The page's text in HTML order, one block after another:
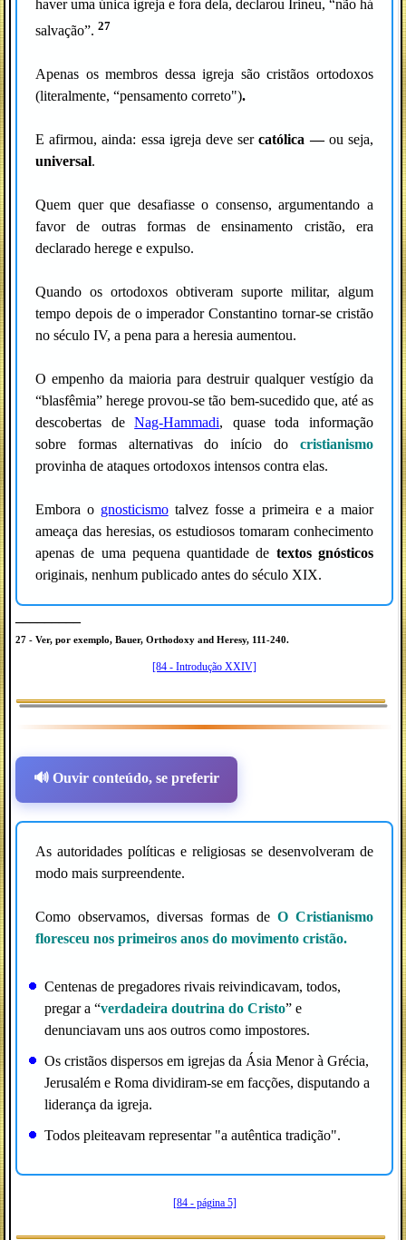
haver uma única igreja e fora dela, declarou Irineu, “não há
salvação”. 27
Apenas os membros dessa igreja são cristãos ortodoxos
(literalmente, “pensamento correto").
E afirmou, ainda: essa igreja deve sercatólica — ou seja,
universal.
Quem quer que desafiasse o consenso, argumentando a
favor de outras formas de ensinamento cristão, era
declarado herege e expulso.
Quando os ortodoxos obtiveram suporte militar, algum
tempo depois de o imperador Constantino tornar-se cristão
no século IV, a pena para a heresia aumentou.
O empenho da maioria para destruir qualquer vestígio da
“blasfêmia” herege provou-se tão bem-sucedido que, até as
descobertas deNag-Hammadi, quase toda informação
sobre formas alternativas do início do cristianismo
provinha de ataques ortodoxos intensos contra elas.
Embora o gnosticismotalvez fosse a primeira e a maior
ameaça das heresias, os estudiosos tomaram conhecimento
apenas de uma pequena quantidade de textos gnósticos
originais, nenhum publicado antes do século XIX.
27 - Ver, por exemplo, Bauer, Orthodoxy and Heresy, 111-240.
[84 - Introdução XXIV]
🔊 Ouvir conteúdo, se preferir
As autoridades políticas e religiosas se desenvolveram de
modo mais surpreendente.
Como observamos, diversas formas de O Cristianismo
floresceu nos primeiros anos do movimento cristão.
Centenas de pregadores rivais reivindicavam, todos,
pregar a “verdadeira doutrina do Cristo” e
denunciavam uns aos outros como impostores.
Os cristãos dispersos em igrejas da Ásia Menor à Grécia,
Jerusalém e Roma dividiram-se em facções, disputando a
liderança da igreja.
Todos pleiteavam representar "a autêntica tradição".
[84 - página 5]